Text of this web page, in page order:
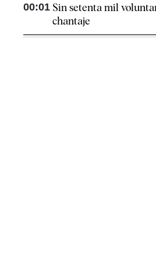
00:01 Sin setenta mil
chantaje